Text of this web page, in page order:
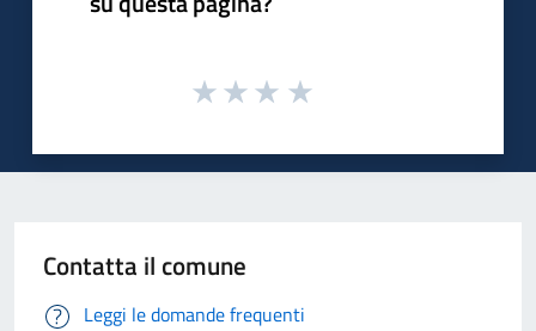
Contatta il comune
Leggi le domande frequenti